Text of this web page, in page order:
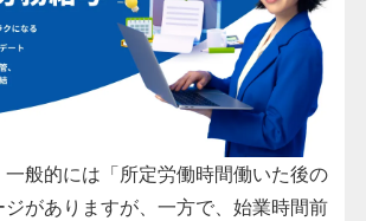
一般的には「所定労働時間働いた後の
がありますが、一方で、 始業時間前